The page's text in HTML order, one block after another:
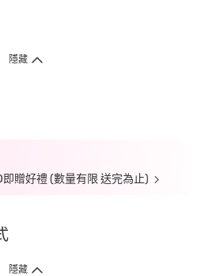
隱藏
贈好禮 (數量有限 送完為止)
隱藏